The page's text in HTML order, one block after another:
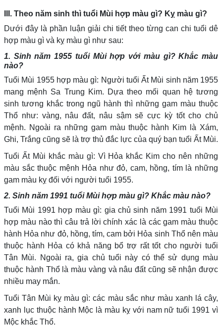
III. ​Theo năm sinh thì tuổi Mùi hợp màu gì? Kỵ màu gì?
Dưới đây là phần luận giải chi tiết theo từng can chi tuổi dê
hợp màu gì và kỵ màu gì như sau:
1. Sinh năm 1955 tuổi Mùi hợp với màu gì? Khắc màu
nào?
Tuổi Mùi 1955 hợp màu gì: Người tuổi Ất Mùi sinh năm 1955
mang mệnh Sa Trung Kim. Dựa theo mối quan hệ tương
sinh tương khắc trong ngũ hành thì những gam màu thuộc
Thổ như: vàng, nâu đất, nâu sậm sẽ cực kỳ tốt cho chủ
mệnh. Ngoài ra những gam màu thuộc hành Kim là Xám,
Ghi, Trắng cũng sẽ là trợ thủ đắc lực của quý bạn tuổi Ất Mùi.
Tuổi Ất Mùi khắc màu gì: Vì Hỏa khắc Kim cho nên những
màu sắc thuộc mệnh Hỏa như đỏ, cam, hồng, tím là những
gam màu kỵ đối với người tuổi 1955.
2. Sinh năm 1991 tuổi Mùi hợp màu gì? Khắc màu nào?
Tuổi Mùi 1991 hợp màu gì: gia chủ sinh năm 1991 tuổi Mùi
hợp màu nào thì câu trả lời chính xác là các gam màu thuộc
hành Hỏa như đỏ, hồng, tím, cam bởi Hỏa sinh Thổ nên màu
thuộc hành Hỏa có khả năng bổ trợ rất tốt cho người tuổi
Tân Mùi. Ngoài ra, gia chủ tuổi này có thể sử dụng màu
thuộc hành Thổ là màu vàng và nâu đất cũng sẽ nhận được
nhiều may mắn.
Tuổi Tân Mùi kỵ màu gì: các màu sắc như màu xanh lá cây,
xanh lục thuộc hành Mộc là màu kỵ với nam nữ tuổi 1991 vì
Mộc khắc Thổ.